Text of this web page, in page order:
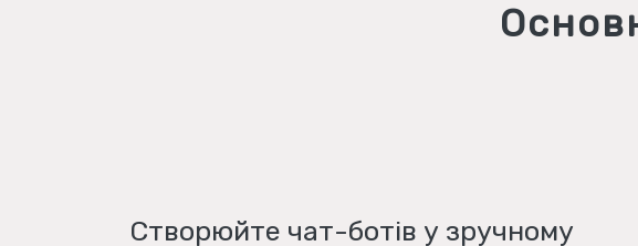
Створюйте чат-ботів у зручному